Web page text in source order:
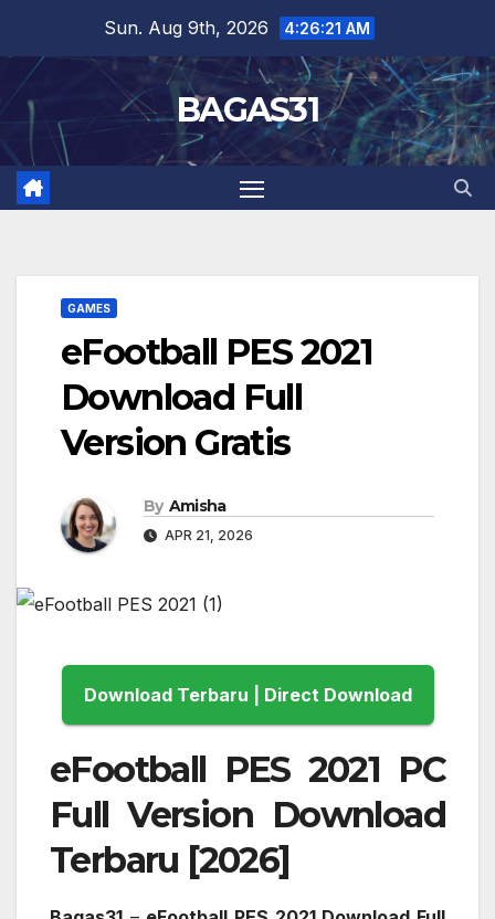
content
Sun. Aug 9th, 2026 4:26:22 AM
BAGAS31
GAMES
eFootball PES 2021
Download Full
Version Gratis
By Amisha
APR 21, 2026
Download Terbaru | Direct Download
eFootball PES 2021 PC
Full Version Download
Terbaru [2026]